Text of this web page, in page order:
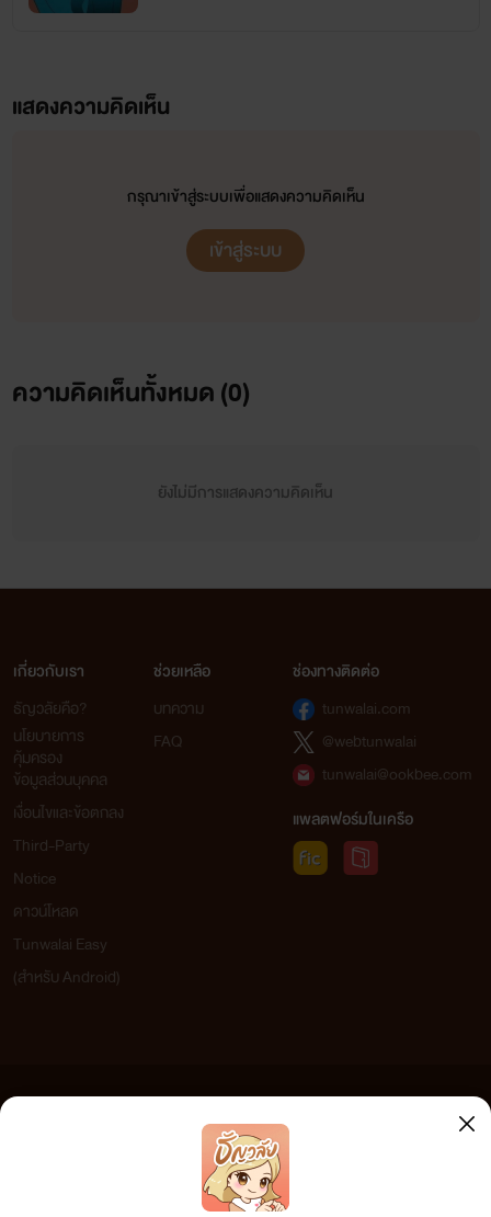
แสดงความคิดเห็น
กรุณาเข้าสู่ระบบเพื่อแสดงความคิดเห็น
เข้าสู่ระบบ
ความคิดเห็นทั้งหมด (0)
ยังไม่มีการแสดงความคิดเห็น
เกี่ยวกับเรา
ธัญวลัยคือ?
นโยบายการ
คุ้มครอง
ข้อมูลส่วนบุคคล
เงื่อนไขและข้อตกลง
Third-Party
Notice
ดาวน์โหลด
Tunwalai Easy
(สำหรับ Android)
ช่วยเหลือ
บทความ
FAQ
ช่องทางติดต่อ
tunwalai.com
@webtunwalai
tunwalai@ookbee.com
แพลตฟอร์มในเครือ
เว็บไซต์แห่งนี้ไม่ได้เห็นด้วยและไม่ขอรับผิดชอบต่อข้อความใดๆ ทั้งสิ้น ดังนั้นผู้อ่านทุกท่านโปรดใช้
วิจารณญาณในการกลั่นกรองด้วยตนเอง และหากท่านพบข้อความใดๆ ที่ขัดต่อกฎหมายและศีลธรรม
กรุณาแจ้งมาที่ tunwalai@ookbee.com เพื่อทีมงานจะได้ดำเนินการในทันที ทั้งนี้ ทางเว็บไซต์ขอสงวน
ลิขสิทธิ์ตามพระราชบัญญัติลิขสิทธิ์ (ฉบับเพิ่มเติม) พ.ศ.2558